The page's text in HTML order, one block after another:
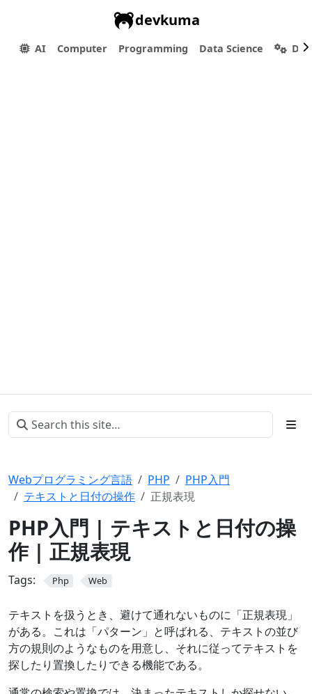
devkuma
AI Computer Programming Data Science
Webプログラミング言語 PHP
PHP入門
テキストと日付の操作
正規表現
PHP入門 | テキストと日付の操
作 | 正規表現
Tags: Php Web
テキストを扱うとき、避けて通れないものに「正規表現」
がある。これは「パターン」と呼ばれる、テキストの並び
方の規則のようなものを用意し、それに従ってテキストを
探したり置換したりできる機能である。